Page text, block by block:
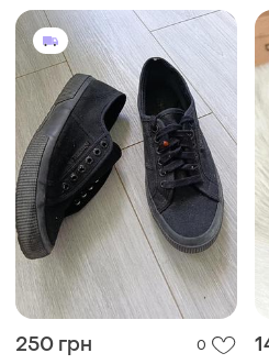
250 грн 0